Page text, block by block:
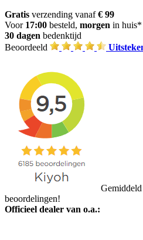
Gratis verzending vanaf€ 99
Voor 17:00 besteld, morgen in huis*
30 dagen bedenktijd
Beoordeeld
beoordelingen!
Officieel dealer van o.a.: